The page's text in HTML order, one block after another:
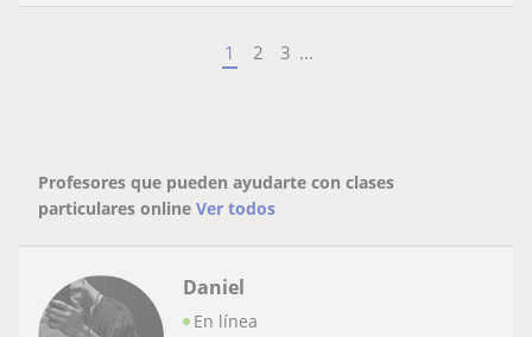
1 2 3 ...
Profesores que pueden ayudarte con clases
particulares online Ver todos
Daniel
En línea